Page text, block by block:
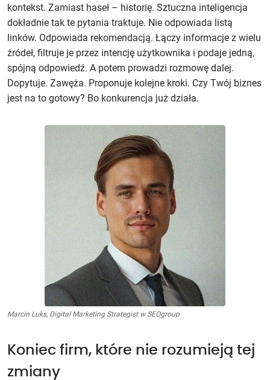
kontekst. Zamiast haseł – historię. Sztuczna inteligencja
dokładnie tak te pytania traktuje. Nie odpowiada listą
linków. Odpowiada rekomendacją. Łączy informacje z wielu
źródeł, filtruje je przez intencję użytkownika i podaje jedną,
spójną odpowiedź. A potem prowadzi rozmowę dalej.
Dopytuje. Zawęża. Proponuje kolejne kroki. Czy Twój biznes
jest na to gotowy? Bo konkurencja już działa.
Marcin Luks, Digital Marketing Strategist w SEOgroup
Koniec firm, które nie rozumieją tej
zmiany